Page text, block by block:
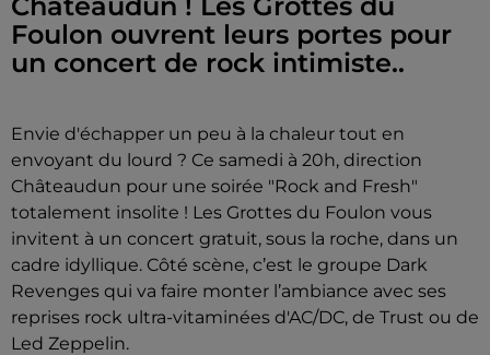
Foulon ouvrent leurs portes pour
un concert de rock intimiste..
Envie d'échapper un peu à la chaleur tout en
envoyant du lourd ? Ce samedi à 20h, direction
Châteaudun pour une soirée "Rock and Fresh"
totalement insolite ! Les Grottes du Foulon vous
invitent à un concert gratuit, sous la roche, dans un
cadre idyllique. Côté scène, c’est le groupe Dark
Revenges qui va faire monter l’ambiance avec ses
reprises rock ultra-vitaminées d'AC/DC, de Trust ou de
Led Zeppelin.